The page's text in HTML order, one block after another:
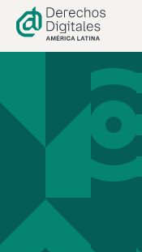
contenido